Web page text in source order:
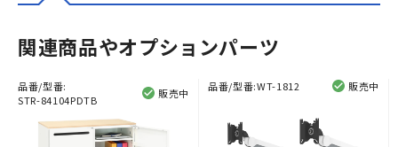
関連商品やオプションパーツ
品番/型番:
STR-84104PDTB
販売中 品番/型番:WT-1812 販売中